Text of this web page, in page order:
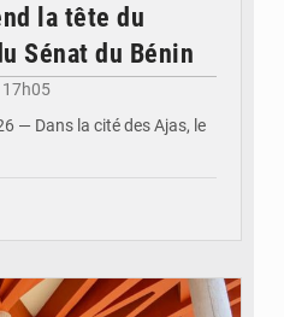
la tête du
Sénat du Bénin
17h05
— Dans la cité des Ajas, le